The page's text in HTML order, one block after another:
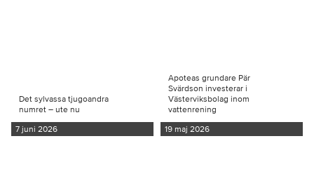
Det sylvassa tjugoandra
numret – ute nu
7 juni 2026
Apoteas grundare Pär
Svärdson investerar i
Västerviksbolag inom
vattenrening
19 maj 2026